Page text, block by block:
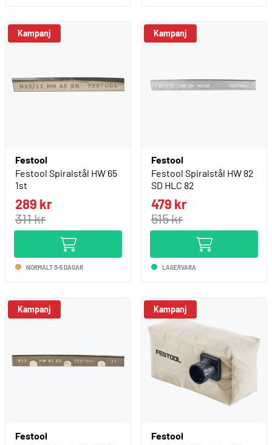
Kampanj
Festool
Festool Spiralstål HW 65
1st
289 kr
311 kr
NORMALT 3-5 DAGAR
Kampanj
Festool
Festool Spiralstål HW 82
SD HLC 82
479 kr
515 kr
LAGERVARA
Kampanj
Festool
Kampanj
Festool